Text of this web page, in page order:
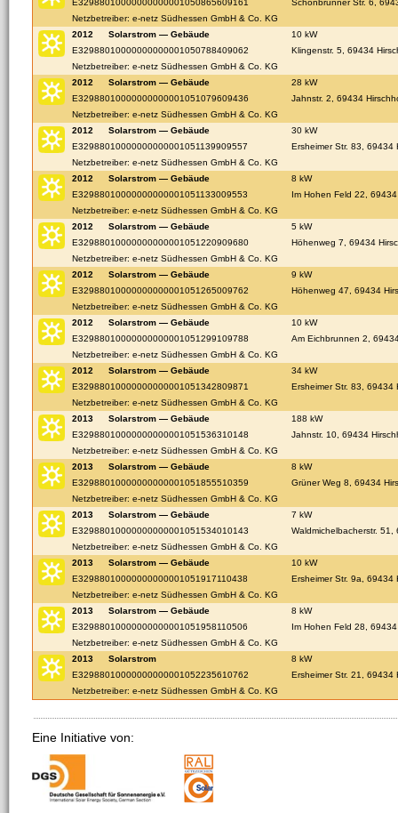
E32988010000000000001050865609161
Schönbrunner Str. 6,
Netzbetreiber: e-netz Südhessen GmbH & Co. KG
2012
Solarstrom — Gebäude
10 kW
E32988010000000000001050788409062
Klingenstr. 5, 69434
Netzbetreiber: e-netz Südhessen GmbH & Co. KG
2012
Solarstrom — Gebäude
28 kW
E32988010000000000001051079609436
Jahnstr. 2, 69434
Netzbetreiber: e-netz Südhessen GmbH & Co. KG
2012
Solarstrom — Gebäude
30 kW
E32988010000000000001051139909557
Ersheimer Str. 83, 69434
Netzbetreiber: e-netz Südhessen GmbH & Co. KG
2012
Solarstrom — Gebäude
8 kW
E32988010000000000001051133009553
Im Hohen Feld 22,
Netzbetreiber: e-netz Südhessen GmbH & Co. KG
2012
Solarstrom — Gebäude
5 kW
E32988010000000000001051220909680
Höhenweg 7, 69434
Netzbetreiber: e-netz Südhessen GmbH & Co. KG
2012
Solarstrom — Gebäude
9 kW
E32988010000000000001051265009762
Höhenweg 47, 69434
Netzbetreiber: e-netz Südhessen GmbH & Co. KG
2012
Solarstrom — Gebäude
10 kW
E32988010000000000001051299109788
Am Eichbrunnen 2,
Netzbetreiber: e-netz Südhessen GmbH & Co. KG
2012
Solarstrom — Gebäude
34 kW
E32988010000000000001051342809871
Ersheimer Str. 83, 69434
Netzbetreiber: e-netz Südhessen GmbH & Co. KG
2013
Solarstrom — Gebäude
188 kW
E32988010000000000001051536310148
Jahnstr. 10, 69434
Netzbetreiber: e-netz Südhessen GmbH & Co. KG
2013
Solarstrom — Gebäude
8 kW
E32988010000000000001051855510359
Grüner Weg 8, 69434
Netzbetreiber: e-netz Südhessen GmbH & Co. KG
2013
Solarstrom — Gebäude
7 kW
E32988010000000000001051534010143
Waldmichelbacherstr. 51,
Netzbetreiber: e-netz Südhessen GmbH & Co. KG
2013
Solarstrom — Gebäude
10 kW
E32988010000000000001051917110438
Ersheimer Str. 9a, 69434
Netzbetreiber: e-netz Südhessen GmbH & Co. KG
2013
Solarstrom — Gebäude
8 kW
E32988010000000000001051958110506
Im Hohen Feld 28,
Netzbetreiber: e-netz Südhessen GmbH & Co. KG
2013
Solarstrom
8 kW
E32988010000000000001052235610762
Ersheimer Str. 21, 69434
Netzbetreiber: e-netz Südhessen GmbH & Co. KG
Eine Initiative von: